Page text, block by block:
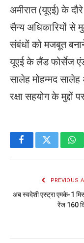
अमीरात (यूएई) के
सैन्य अधिकारियों से
संबंधों को मजबूत
यूएई के लैंड फोर्सेज
सालेह मोहम्मद
रक्षा सहयोग के मुद्दों
FacebookTwitter
PREVIOUS
अब स्वदेशी एस्ट्रा एमके-1
रेंज 160